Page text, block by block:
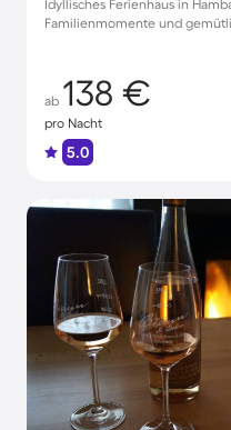
Idyllisches Ferienhaus in
Familienmomente und
ab 138 €
pro Nacht
5.0